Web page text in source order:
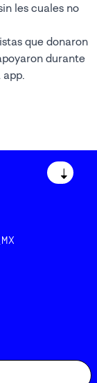
les cuales no
que donaron
durante
↓